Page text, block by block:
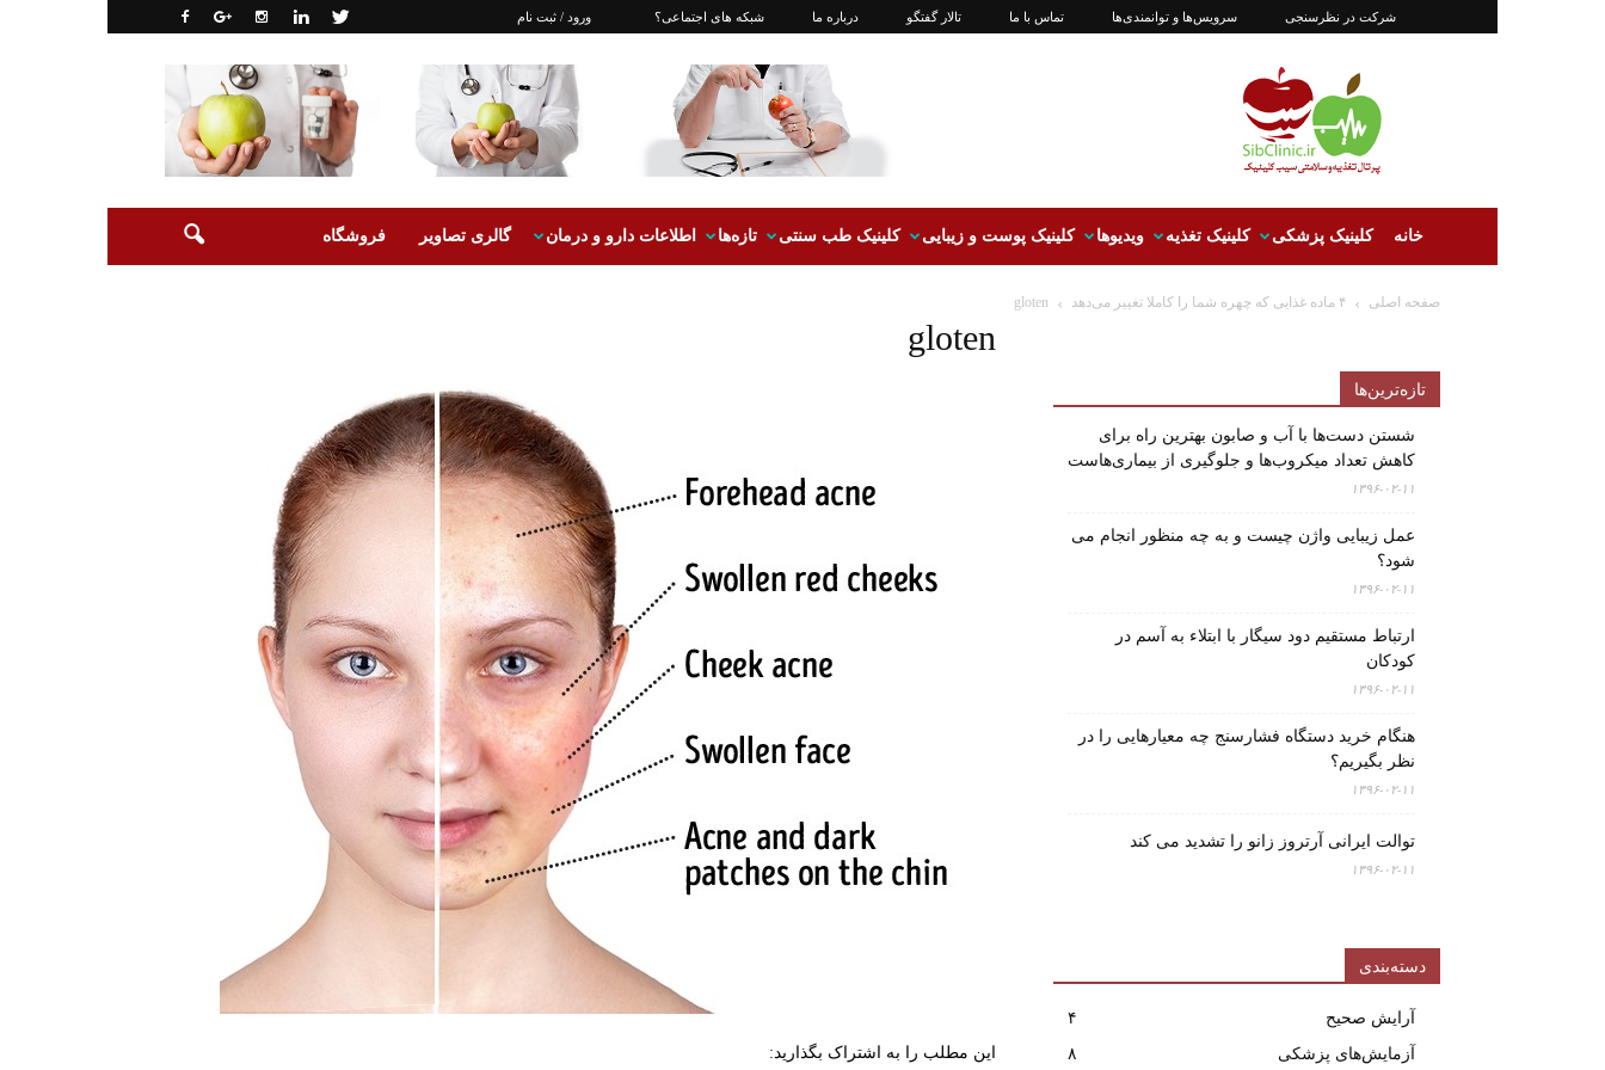
ورود / ثبت نام شبکه های اجتماعی؟ درباره ما تالار گفتگو تماس با ما سرویس‌ها و توانمندی‌ها شرکت در نظرسنجی
|‌
کلینیک
و
سلامتی
سیب
خانه کلینیک پزشکی کلینیک تغذیه ویدیوها کلینیک پوست و زیبایی کلینیک طب سنتی تازه‌ها اطلاعات دارو و درمان گالری تصاویر فروشگاه
صفحه اصلی ۴ ماده غذایی که چهره شما را کاملا تغییر می‌دهد gloten
gloten
این مطلب را به اشتراک بگذارید:
تازه‌ترین‌ها
شستن دست‌ها با آب و صابون بهترین راه برای
کاهش تعداد میکروب‌ها و جلوگیری از بیماری‌هاست
۱۳۹۶-۰۲-۱۱
عمل زیبایی واژن چیست و به چه منظور انجام می
شود؟
۱۳۹۶-۰۲-۱۱
ارتباط مستقیم دود سیگار با ابتلاء به آسم در
کودکان
۱۳۹۶-۰۲-۱۱
هنگام خرید دستگاه فشارسنج چه معیارهایی را در
نظر بگیریم؟
۱۳۹۶-۰۲-۱۱
توالت ایرانی آرتروز زانو را تشدید می کند
۱۳۹۶-۰۲-۱۱
دسته‌بندی
آرایش صحیح
۴
آزمایش‌های پزشکی
۸